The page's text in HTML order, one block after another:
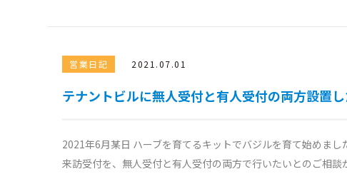
営業日記 2021.07.01
テナントビルに無人受付と有人受付の両方設置
2021年6月某日 ハーブを育てるキットでバジルを育て始めま
来訪受付を、無人受付と有人受付の両方で行いたいとのご相